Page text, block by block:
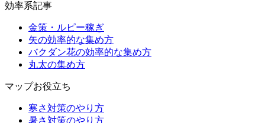
効率系記事
金策・ルピー稼ぎ
矢の効率的な集め方
バクダン花の効率的な集め方
丸太の集め方
マップお役立ち
寒さ対策のやり方
暑さ対策のやり方